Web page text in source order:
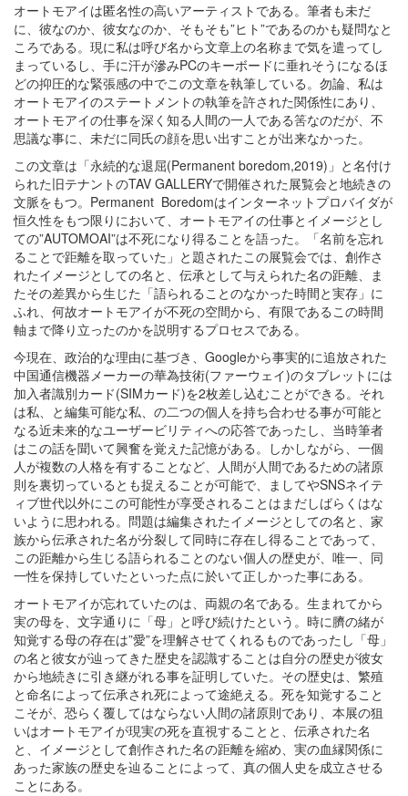
オートモアイは匿名性の高いアーティストである。筆者も未だ
に、彼なのか、彼女なのか、そもそも”ヒト”であるのかも疑問なと
ころである。現に私は呼び名から文章上の名称まで気を遣ってし
まっているし、手に汗が滲みPCのキーボードに垂れそうになるほ
どの抑圧的な緊張感の中でこの文章を執筆している。勿論、私は
オートモアイのステートメントの執筆を許された関係性にあり、
オートモアイの仕事を深く知る人間の一人である筈なのだが、不
思議な事に、未だに同氏の顔を思い出すことが出来なかった。
この文章は「永続的な退屈(Permanent boredom,2019)」と名付け
られた旧テナントのTAV GALLERYで開催された展覧会と地続きの
文脈をもつ。Permanent Boredomはインターネットプロバイダが
恒久性をもつ限りにおいて、オートモアイの仕事とイメージとし
ての”AUTOMOAI”は不死になり得ることを語った。「名前を忘れ
ることで距離を取っていた」と題されたこの展覧会では、創作さ
れたイメージとしての名と、伝承として与えられた名の距離、ま
たその差異から生じた「語られることのなかった時間と実存」に
ふれ、何故オートモアイが不死の空間から、有限であるこの時間
軸まで降り立ったのかを説明するプロセスである。
今現在、政治的な理由に基づき、Googleから事実的に追放された
中国通信機器メーカーの華為技術(ファーウェイ)のタブレットには
加入者識別カード(SIMカード)を2枚差し込むことができる。それ
は私、と編集可能な私、の二つの個人を持ち合わせる事が可能と
なる近未来的なユーザービリティへの応答であったし、当時筆者
はこの話を聞いて興奮を覚えた記憶がある。しかしながら、一個
人が複数の人格を有することなど、人間が人間であるための諸原
則を裏切っているとも捉えることが可能で、ましてやSNSネイテ
ィブ世代以外にこの可能性が享受されることはまだしばらくはな
いように思われる。問題は編集されたイメージとしての名と、家
族から伝承された名が分裂して同時に存在し得ることであって、
この距離から生じる語られることのない個人の歴史が、唯一、同
一性を保持していたといった点に於いて正しかった事にある。
オートモアイが忘れていたのは、両親の名である。生まれてから
実の母を、文字通りに「母」と呼び続けたという。時に臍の緒が
知覚する母の存在は”愛”を理解させてくれるものであったし「母」
の名と彼女が辿ってきた歴史を認識することは自分の歴史が彼女
から地続きに引き継がれる事を証明していた。その歴史は、繁殖
と命名によって伝承され死によって途絶える。死を知覚すること
こそが、恐らく覆してはならない人間の諸原則であり、本展の狙
いはオートモアイが現実の死を直視することと、伝承された名
と、イメージとして創作された名の距離を縮め、実の血縁関係に
あった家族の歴史を辿ることによって、真の個人史を成立させる
ことにある。